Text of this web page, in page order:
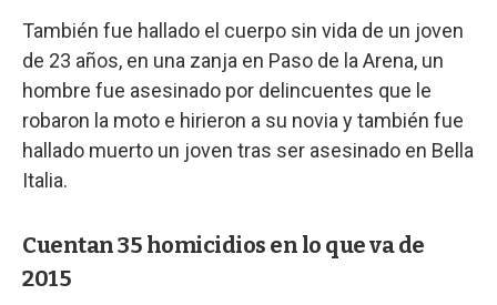
También fue hallado el cuerpo sin vida de un joven
de 23 años, en una zanja en Paso de la Arena, un
hombre fue asesinado por delincuentes que le
robaron la moto e hirieron a su novia y también fue
hallado muerto un joven tras ser asesinado en Bella
Italia.
Cuentan 35 homicidios en lo que va de
2015